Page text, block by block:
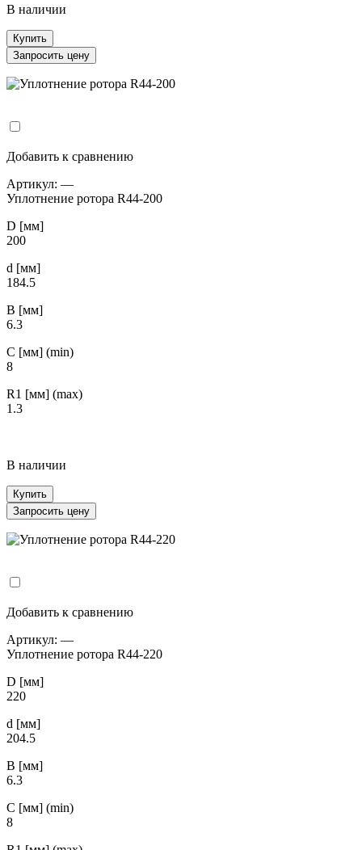
В наличии
Купить
Запросить цену
Добавить к сравнению
Артикул: —
Уплотнение ротора R44-200
D [мм]
200
d [мм]
184.5
B [мм]
6.3
С [мм] (min)
8
R1 [мм] (max)
1.3
В наличии
Купить
Запросить цену
Добавить к сравнению
Артикул: —
Уплотнение ротора R44-220
D [мм]
220
d [мм]
204.5
B [мм]
6.3
С [мм] (min)
8